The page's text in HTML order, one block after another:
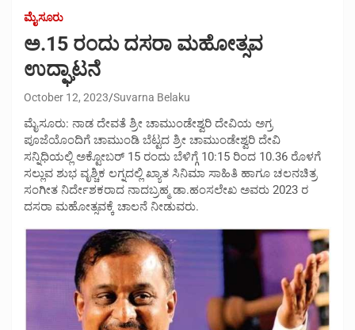
ಮೈಸೂರು
ಅ.15 ರಂದು ದಸರಾ ಮಹೋತ್ಸವ
ಉದ್ಘಾಟನೆ
October 12, 2023 Suvarna Belaku
ಮೈಸೂರು: ನಾಡ ದೇವತೆ ಶ್ರೀ ಚಾಮುಂಡೇಶ್ವರಿ ದೇವಿಯ ಅಗ್ರ
ಪೂಜೆಯೊಂದಿಗೆ ಚಾಮುಂಡಿ ಬೆಟ್ಟದ ಶ್ರೀ ಚಾಮುಂಡೇಶ್ವರಿ ದೇವಿ
ಸನ್ನಿಧಿಯಲ್ಲಿ ಅಕ್ಟೋಬರ್ 15 ರಂದು ಬೆಳಿಗ್ಗೆ 10:15 ರಿಂದ 10.36 ರೊಳಗೆ
ಸಲ್ಲುವ ಶುಭ ವೃಶ್ಚಿಕ ಲಗ್ನದಲ್ಲಿ ಖ್ಯಾತ ಸಿನಿಮಾ ಸಾಹಿತಿ ಹಾಗೂ ಚಲನಚಿತ್ರ
ಸಂಗೀತ ನಿರ್ದೇಶಕರಾದ ನಾದಬ್ರಹ್ಮ ಡಾ.ಹಂಸಲೇಖ ಅವರು 2023 ರ
ದಸರಾ ಮಹೋತ್ಸವಕ್ಕೆ ಚಾಲನೆ ನೀಡುವರು.